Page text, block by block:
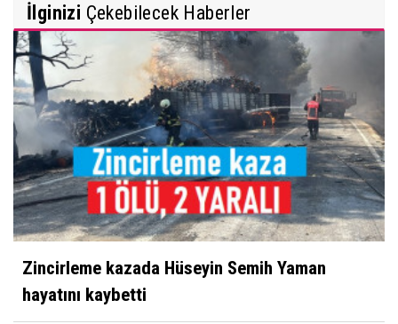
İlginizi Çekebilecek Haberler
Zincirleme kazada Hüseyin Semih Yaman
hayatını kaybetti